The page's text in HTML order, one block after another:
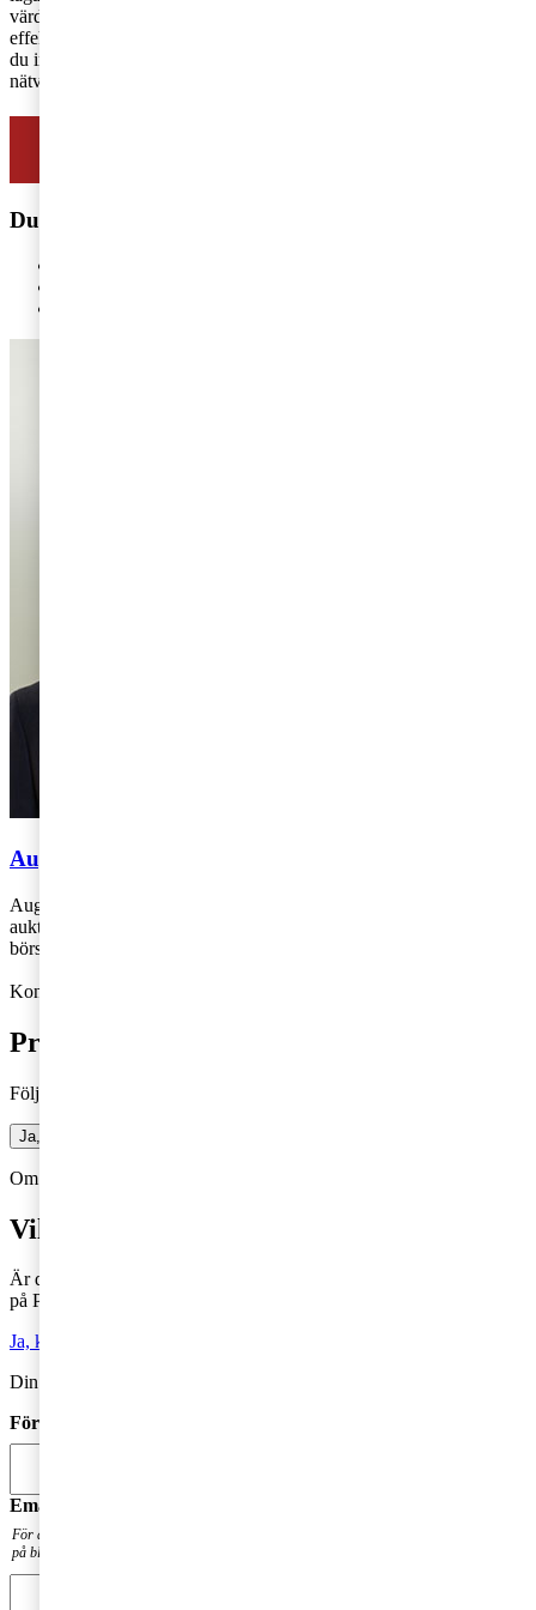
värdefulla kontakter kan du få hjälp att såväl maximera din
effektivitet som CFO som att driva ekonomifunktionen framåt. Är
du intresserad av att gå med i ett CFO-nätverk? PwC erbjuder CFO-
nätverk på flertalet orter i landet, se dem
Du kanske också är intresserad av
August Fagerberg
August Fagerberg arbetar på PwC:s kontor i Linköping. August är
auktoriserad revisor och rådgivare, med fokus på privatägda samt
börsnoterade bolag.
Kontakt: 072-880 95 48,
Prenumerera på bloggen
Följ vår blogg och få insikter som driver tillväxt
Ja, jag vill prenumerera på Företagarbloggen
Om du inte får fram något formulär via knappen ovan,
Vill du veta mer?
Är du intresserad av våra tjänster och vill komma i kontakt med oss
på PwC?
Ja, kontakta mig
Din kommentar publiceras i anslutning till blogginlägget.
Förnamn
Email
För att få en notis när din fråga har besvarats. Din mailadress kommer inte att publiceras
på bloggen.